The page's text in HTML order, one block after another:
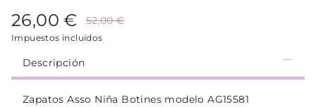
26,00 € 52,00 €
Impuestos incluidos
Descripción
Zapatos Asso Niña Botines modelo AG15581